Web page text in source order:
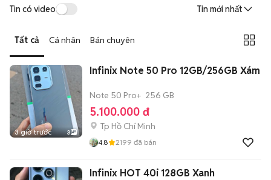
Tin có video Tin mới nhất
Tất cả Cá nhân Bán chuyên
3 giờ trước 3
Infinix Note 50 Pro 12GB/256GB Xám
Note 50 Pro+ 256 GB
5.100.000 đ
Tp Hồ Chí Minh
4.8 2199 đã bán
Infinix HOT 40i 128GB Xanh